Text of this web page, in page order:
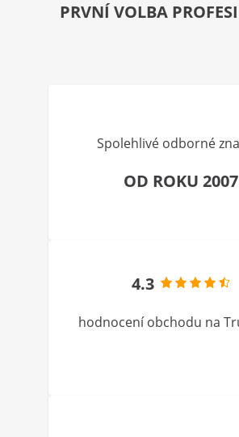
PRVNÍ VOLBA
Spolehlivé odborné
OD ROKU 2007
4.3
hodnocení obchodu na